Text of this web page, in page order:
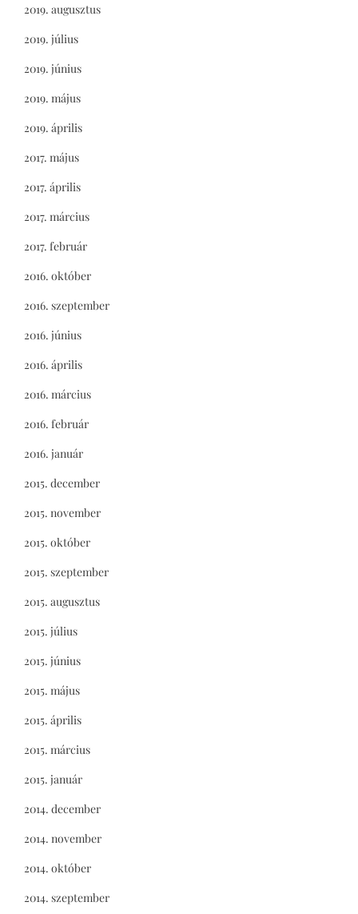
2019. augusztus
2019. július
2019. június
2019. május
2019. április
2017. május
2017. április
2017. március
2017. február
2016. október
2016. szeptember
2016. június
2016. április
2016. március
2016. február
2016. január
2015. december
2015. november
2015. október
2015. szeptember
2015. augusztus
2015. július
2015. június
2015. május
2015. április
2015. március
2015. január
2014. december
2014. november
2014. október
2014. szeptember